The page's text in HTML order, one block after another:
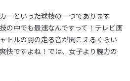
ーといった球技の一つであります
の中でも最速なんですって！テレビ画
トルの羽の走る音が聞こえるくらい
快ですよね！では、女子より腕力の